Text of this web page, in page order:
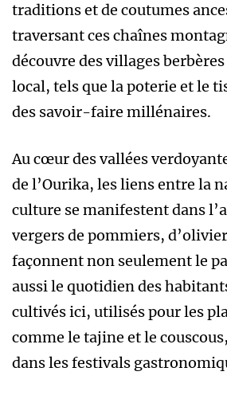
traditions et de coutumes
traversant ces chaînes
découvre des villages
local, tels que la poterie et le
des savoir-faire millénaires.
Au cœur des vallées
de l’Ourika, les liens entre la
culture se manifestent dans
vergers de pommiers,
façonnent non seulement le
aussi le quotidien des
cultivés ici, utilisés pour les
comme le tajine et le
dans les festivals